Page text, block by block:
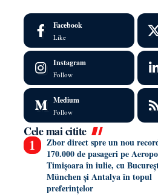
Facebook
Like
Instagram
Follow
Medium
Follow
Cele mai citite
Zbor direct spre un nou
170.000 de pasageri pe
Timișoara în iulie, cu
München și Antalya în topul
preferințelor